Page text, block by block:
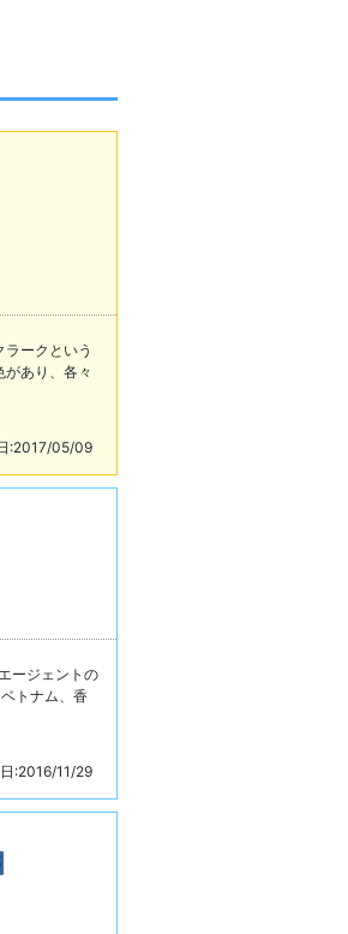
ークという
あり、各々
:2017/05/09
ージェントの
トナム、香
:2016/11/29